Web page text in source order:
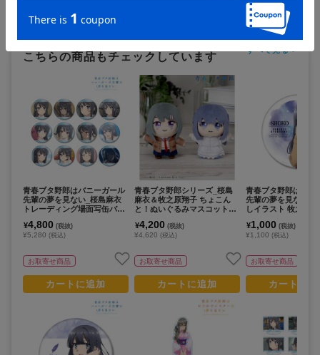
この商品を見ている人は
こちらの商品もチェックしています
すべて見る >
青春ブタ野郎はバニーガール
先輩の夢を見ない_桜島麻衣
トレーディング場面写缶バッ
¥4,800 (税抜)
¥5,280 (税込)
お取寄せ商品
カートに追加
青春ブタ野郎シリーズ_桜島
麻衣＆牧之原翔子 ちょこん
と！ぬいぐるみマスコットセ
¥4,200 (税抜)
¥4,620 (税込)
お取寄せ商品
カートに追加
青春ブタ野郎はバニ
先輩の夢を見ない_
しイラスト 牧之原
¥1,000 (税抜)
¥1,100 (税込)
お取寄せ商品
カートに